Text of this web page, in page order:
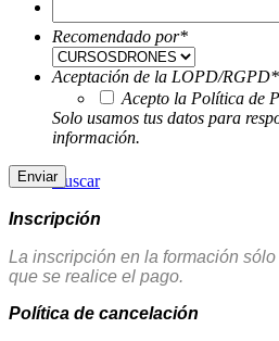
Buscar
Recomendado por*
Aceptación de la LOPD/RGPD*
Acepto la Política de
Solo usamos tus datos para
información.
Inscripción
La inscripción en la formación
que se realice el pago.
Política de cancelación